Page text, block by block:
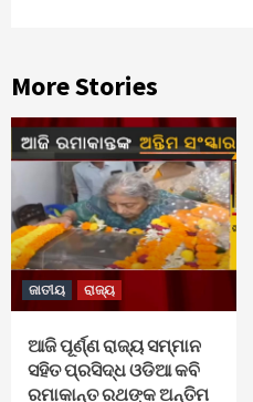
More Stories
ଜାତୀୟ ରାଜ୍ୟ
ଆଜି ପୂର୍ଣ୍ଣ ରାଜ୍ୟ ସମ୍ମାନ
ସହିତ ପ୍ରସିଦ୍ଧ ଓଡିଆ କବି
ରମାକାନ୍ତ ରଥଙ୍କ ଅନ୍ତିମ